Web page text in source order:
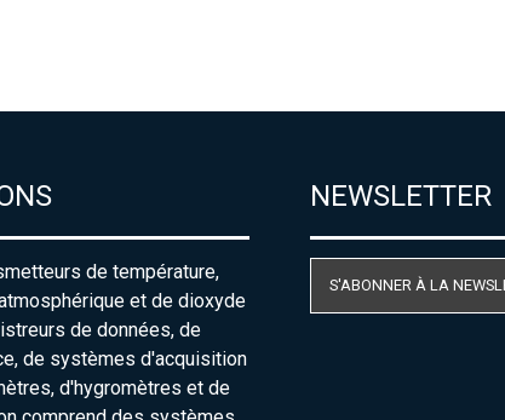
de température,
et de dioxyde
de données, de
de systèmes d'acquisition
d'hygromètres et de
NEWSLETTER
S'ABONNER À LA